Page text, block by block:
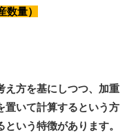
量）
え方を基にしつつ、加重
置いて計算するという方
いう特徴があります。